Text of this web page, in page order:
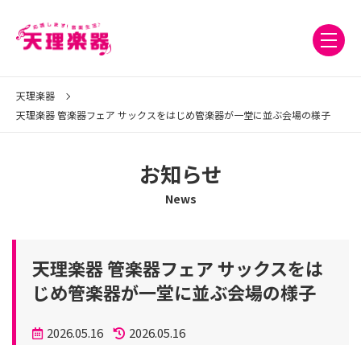
天理楽器
天理楽器 管楽器フェア サックスをはじめ管楽器が一堂に並ぶ会場の様子
お知らせ
News
天理楽器 管楽器フェア サックスをは
じめ管楽器が一堂に並ぶ会場の様子
投 2026.05.16
2026.05.16